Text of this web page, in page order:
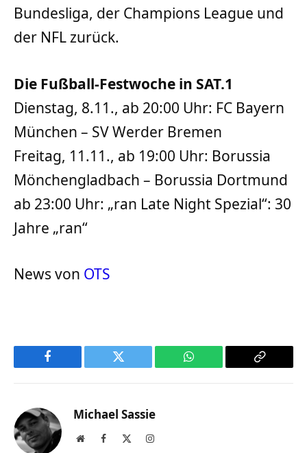
Bundesliga, der Champions League und
der NFL zurück.
Die Fußball-Festwoche in SAT.1
Dienstag, 8.11., ab 20:00 Uhr: FC Bayern
München – SV Werder Bremen
Freitag, 11.11., ab 19:00 Uhr: Borussia
Mönchengladbach – Borussia Dortmund
ab 23:00 Uhr: „ran Late Night Spezial“: 30
Jahre „ran“
News von OTS
Facebook Twitter WhatsApp
Copy
Michael Sassie
WebsiteFacebook Instagram